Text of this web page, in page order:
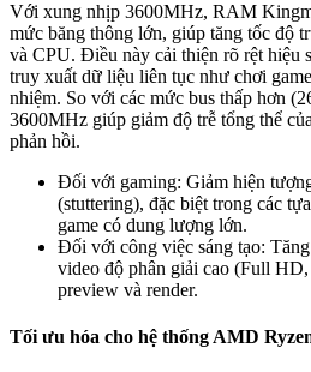
Với xung nhịp 3600MHz, RAM
mức băng thông lớn, giúp tăng tốc độ
và CPU. Điều này cải thiện rõ rệt hiệu
truy xuất dữ liệu liên tục như chơi
nhiệm. So với các mức bus thấp hơn
3600MHz giúp giảm độ trễ tổng thể
phản hồi.
Đối với gaming: Giảm hiện
(stuttering), đặc biệt trong các
game có dung lượng lớn.
Đối với công việc sáng tạo:
video độ phân giải cao (Full
preview và render.
Tối ưu hóa cho hệ thống AMD